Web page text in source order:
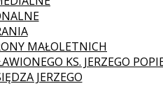
MAŁOLETNICH
KS. JERZEGO
JERZEGO